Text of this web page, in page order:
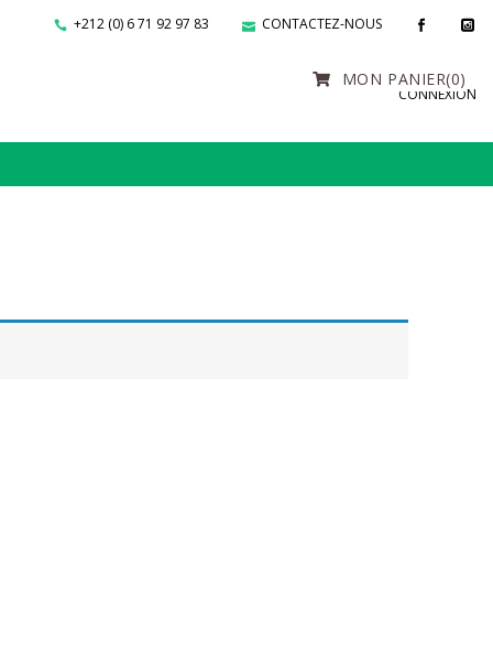
CONTACTEZ-NOUS
+212 (0) 6 71 92 97 83
CONNEXION
MON PANIER(0)